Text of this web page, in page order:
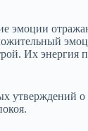
эмоции
Их энергия
о